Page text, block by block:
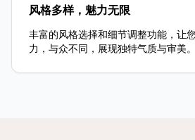
风格多样，魅力无限
丰富的风格选择和细节调整功能，让
力，与众不同，展现独特气质与审美。